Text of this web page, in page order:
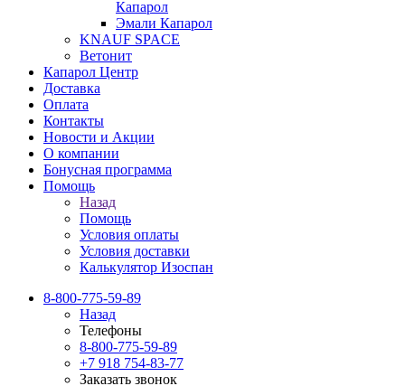
Капарол
Эмали Капарол
KNAUF SPACE
Ветонит
Капарол Центр
Доставка
Оплата
Контакты
Новости и Акции
О компании
Бонусная программа
Помощь
Назад
Помощь
Условия оплаты
Условия доставки
Калькулятор Изоспан
8-800-775-59-89
Назад
Телефоны
8-800-775-59-89
+7 918 754-83-77
Заказать звонок